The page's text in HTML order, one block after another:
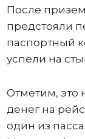
После
предстояли
паспортный
успели на
Отметим, это
денег на
один из